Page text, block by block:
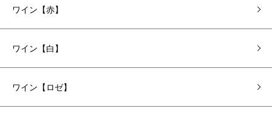
ワイン【赤】
ワイン【白】
ワイン【ロゼ】